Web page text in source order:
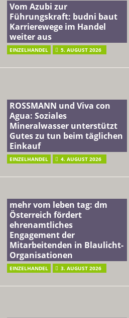
Vom Azubi zur
Führungskraft: budni baut
Karrierewege im Handel
weiter aus
EINZELHANDEL 5. AUGUST 2026
ROSSMANN und Viva con
Agua: Soziales
Mineralwasser unterstützt
Gutes zu tun beim täglichen
Einkauf
EINZELHANDEL 4. AUGUST 2026
mehr vom leben tag: dm
Österreich fördert
ehrenamtliches
Engagement der
Mitarbeitenden in Blaulicht-
Organisationen
EINZELHANDEL 3. AUGUST 2026